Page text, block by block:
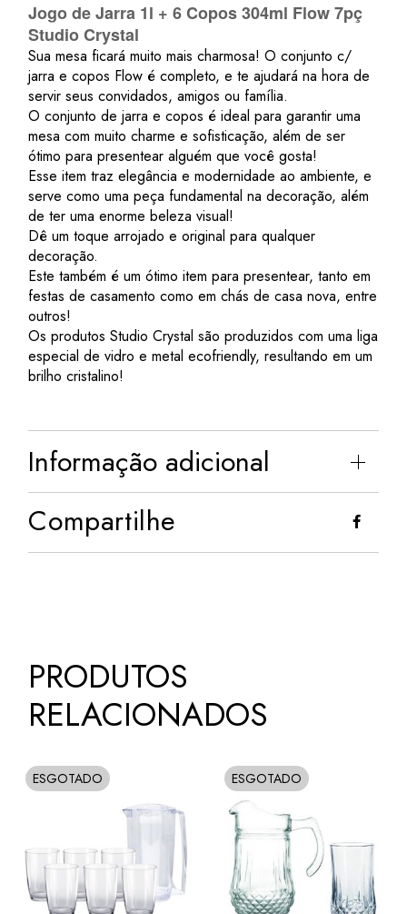
Jogo de Jarra 1l + 6 Copos 304ml Flow 7pç
Studio Crystal
Sua mesa ficará muito mais charmosa! O conjunto c/
jarra e copos Flow é completo, e te ajudará na hora de
servir seus convidados, amigos ou família.
O conjunto de jarra e copos é ideal para garantir uma
mesa com muito charme e sofisticação, além de ser
ótimo para presentear alguém que você gosta!
Esse item traz elegância e modernidade ao ambiente, e
serve como uma peça fundamental na decoração, além
de ter uma enorme beleza visual!
Dê um toque arrojado e original para qualquer
decoração.
Este também é um ótimo item para presentear, tanto em
festas de casamento como em chás de casa nova, entre
outros!
Os produtos Studio Crystal são produzidos com uma liga
especial de vidro e metal ecofriendly, resultando em um
brilho cristalino!
Informação adicional
Compartilhe
PRODUTOS
RELACIONADOS
ESGOTADO
SOLD ESGOTADO
SOLD